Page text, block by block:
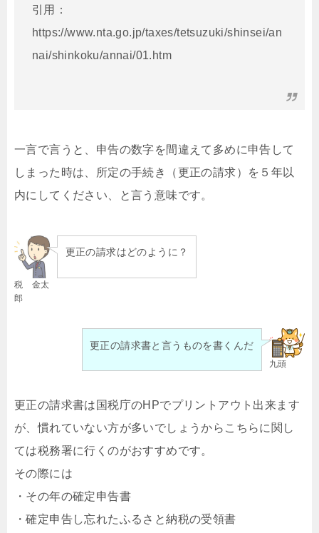
引用：
https://www.nta.go.jp/taxes/tetsuzuki/shinsei/an
nai/shinkoku/annai/01.htm
一言で言うと、申告の数字を間違えて多めに申告して
しまった時は、所定の手続き（更正の請求）を５年以
内にしてください、と言う意味です。
税 金太
郎
更正の請求はどのように？
九頭
更正の請求書と言うものを書くんだ
更正の請求書は国税庁のHPでプリントアウト出来ます
が、慣れていない方が多いでしょうからこちらに関し
ては税務署に行くのがおすすめです。
その際には
・その年の確定申告書
・確定申告し忘れたふるさと納税の受領書